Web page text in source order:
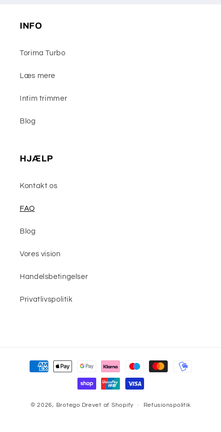
INFO
Torima Turbo
Læs mere
Intim trimmer
Blog
HJÆLP
Kontakt os
FAQ
Blog
Vores vision
Handelsbetingelser
Privatlivspolitik
Betalingsmetoder
© 2026, Brotego Drevet af Shopify Refusionspolitik